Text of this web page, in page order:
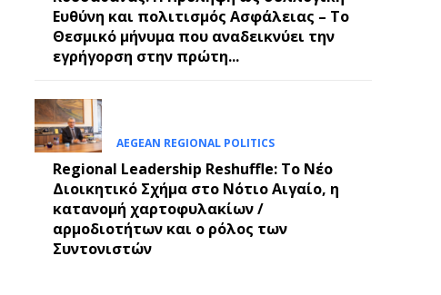
Ευθύνη και πολιτισμός Ασφάλειας – Το
Θεσμικό μήνυμα που αναδεικνύει την
εγρήγορση στην πρώτη...
AEGEAN REGIONAL POLITICS
Regional Leadership Reshuffle: Το Νέο
Διοικητικό Σχήμα στο Νότιο Αιγαίο, η
κατανομή χαρτοφυλακίων /
αρμοδιοτήτων και ο ρόλος των
Συντονιστών